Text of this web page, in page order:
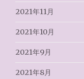
2021年11月
2021年10月
2021年9月
2021年8月